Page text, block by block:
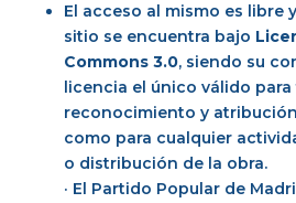
El acceso al mismo es libre
sitio se encuentra bajo
Commons 3.0, siendo su
licencia el único válido
reconocimiento y
como para cualquier
o distribución de la obra.
· El Partido Popular de